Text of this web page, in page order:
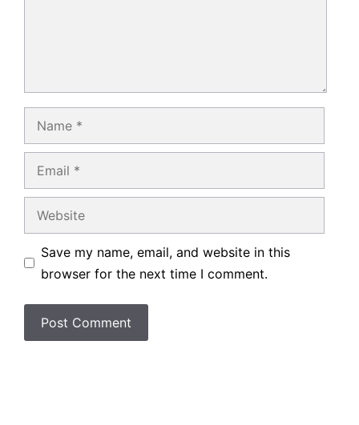
Save my name, email, and website in this
browser for the next time I comment.